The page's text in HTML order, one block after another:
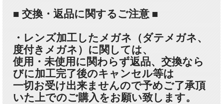
■ 交換・返品に関するご注意 ■
・レンズ加工したメガネ（ダテメガネ、
度付きメガネ）に関しては、
使用・未使用に関わらず返品、交換なら
びに加工完了後のキャンセル等は
一切お受け出来ませんので予めご了承頂
いた上でのご購入をお願い致します。